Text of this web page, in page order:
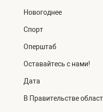
Новогоднее
Спорт
Оперштаб
Оставайтесь с нами!
Дата
В Правительстве